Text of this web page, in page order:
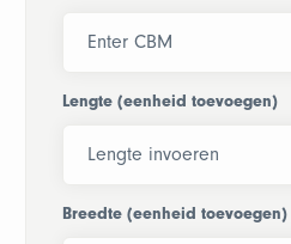
Lengte (eenheid toevoegen)
Breedte (eenheid toevoegen)